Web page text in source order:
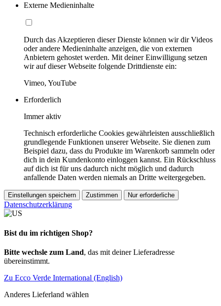
Externe Medieninhalte
Durch das Akzeptieren dieser Dienste können wir dir Videos
oder andere Medieninhalte anzeigen, die von externen
Anbietern gehostet werden. Mit deiner Einwilligung setzen
wir auf dieser Webseite folgende Drittdienste ein:
Vimeo, YouTube
Erforderlich
Immer aktiv
Technisch erforderliche Cookies gewährleisten ausschließlich
grundlegende Funktionen unserer Webseite. Sie dienen zum
Beispiel dazu, dass du Produkte im Warenkorb sammeln oder
dich in dein Kundenkonto einloggen kannst. Ein Rückschluss
auf dich ist für uns dadurch nicht möglich und dadurch
anfallende Daten werden niemals an Dritte weitergegeben.
Einstellungen speichern Zustimmen Nur erforderliche
Datenschutzerklärung
Bist du im richtigen Shop?
Bitte wechsle zum Land, das mit deiner Lieferadresse
übereinstimmt.
Zu Ecco Verde International (English)
Anderes Lieferland wählen